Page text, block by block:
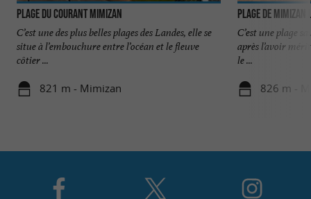
Plage du Courant Mimizan
C’est une des plus belles plages des Landes, elle se
situe à l’embouchure entre l’océan et le fleuve
côtier ...
821 m - Mimizan
Plage de Mimizan
C’est une plage
après l’avoir
le ...
826 m -